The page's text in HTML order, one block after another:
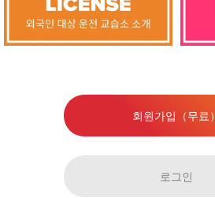
회원가입（무료）
로그인